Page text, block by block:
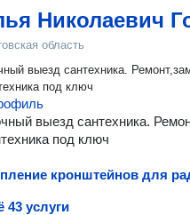
Николаевич
область
выезд сантехника.
под ключ
выезд сантехника.
под ключ
кронштейнов для
43 услуги